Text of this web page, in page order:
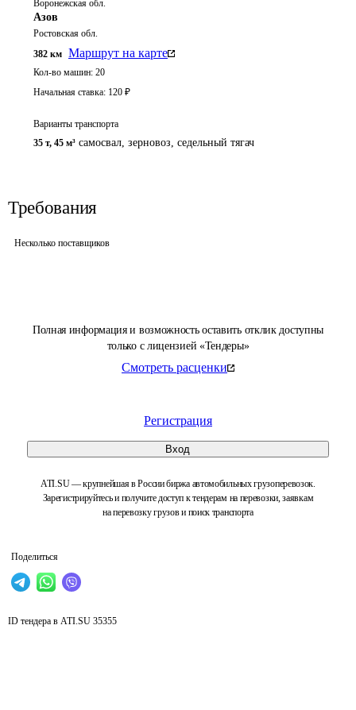
Полная информация и возможность оставить отклик доступны
только с лицензией «Тендеры»
Смотреть расценки
Регистрация
Вход
ATI.SU — крупнейшая в России биржа автомобильных грузоперевозок.
Зарегистрируйтесь и получите доступ к тендерам на перевозки, заявкам
на перевозку грузов и поиск транспорта
Поделиться
Воронежская обл.
Азов
Ростовская обл.
382 км Маршрут на карте
Кол-во машин: 20
Начальная ставка: 120 ₽
Варианты транспорта
35 т, 45 м³ самосвал, зерновоз, седельный тягач
Требования
Несколько поставщиков
ID тендера в ATI.SU 35355